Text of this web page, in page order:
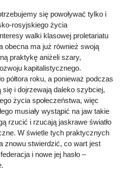
się powoływać tylko i
rosyjskiego życia
walki klasowej proletariatu
obecna ma już również swoją
praktykę aniżeli szary,
kapitalistycznego.
półtora roku, a ponieważ podczas
i dojrzewają daleko szybciej,
życia społeczeństwa, więc
musiały wystąpić na jaw takie
rzucić i rzucają jaskrawe światło
W świetle tych praktycznych
znowu stwierdzić, co wart jest
i nowe jej hasło –